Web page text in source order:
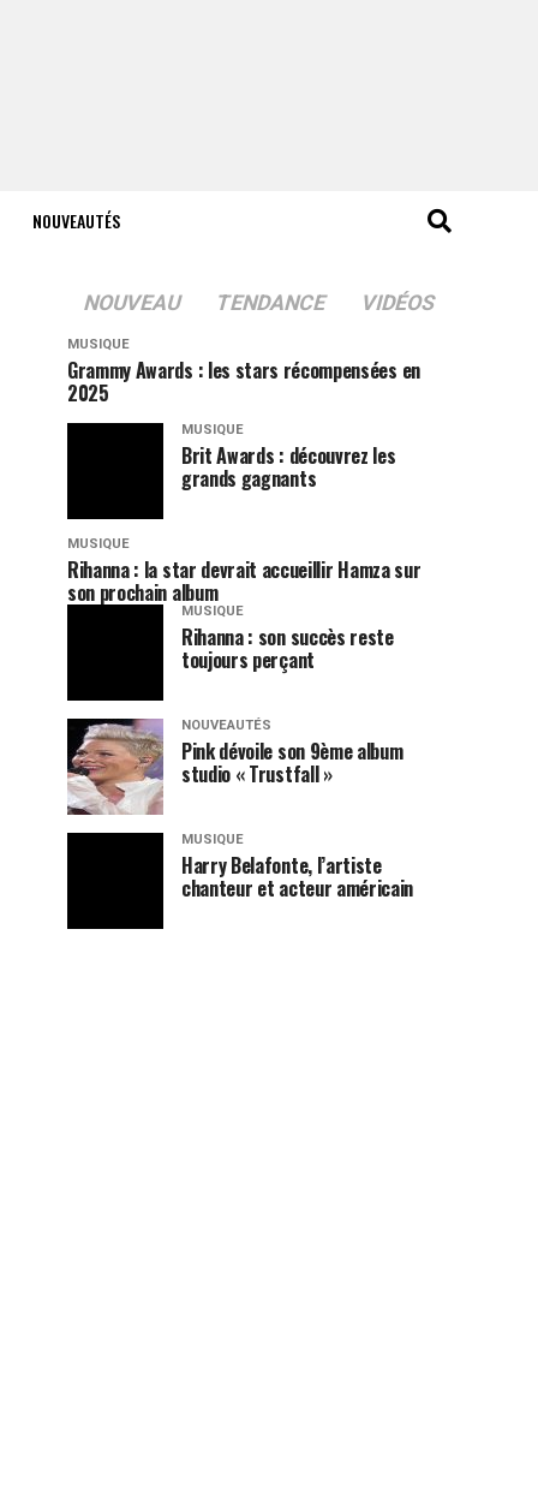
NOUVEAUTÉS
NOUVEAU TENDANCE VIDÉOS
MUSIQUE
Grammy Awards : les stars récompensées en
2025
MUSIQUE
Brit Awards : découvrez les
grands gagnants
MUSIQUE
Rihanna : la star devrait accueillir Hamza sur
son prochain album
MUSIQUE
Rihanna : son succès reste
toujours perçant
NOUVEAUTÉS
Pink dévoile son 9ème album
studio « Trustfall »
MUSIQUE
Harry Belafonte, l’artiste
chanteur et acteur américain